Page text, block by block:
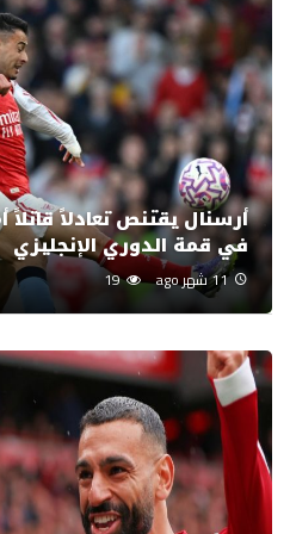
أرسنال يقتنص تعادلاً
في قمة الدوري الإنجليزي
11 شهر ago 19